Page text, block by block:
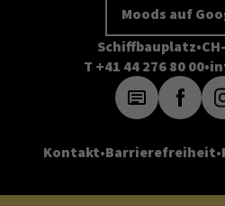
Moods auf
Schiffbauplatz
T +41 44 276 80 00
Kontakt Barrierefreiheit